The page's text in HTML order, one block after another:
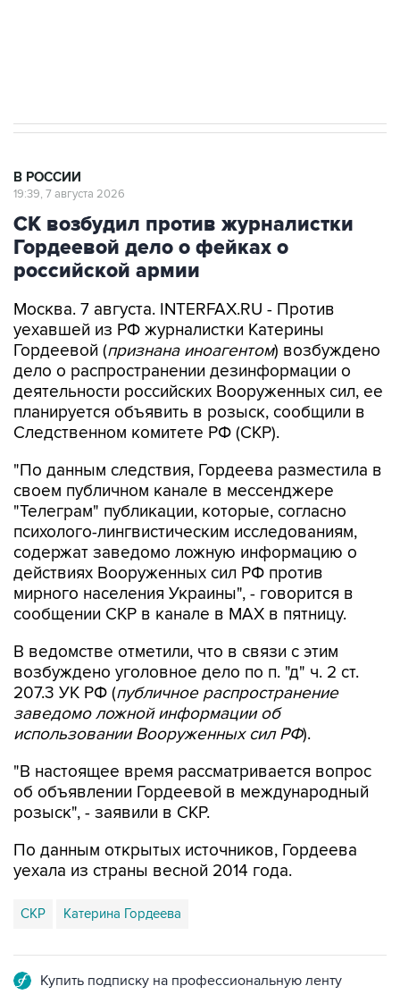
В РОССИИ
19:39, 7 августа 2026
СК возбудил против журналистки
Гордеевой дело о фейках о
российской армии
Москва. 7 августа. INTERFAX.RU - Против
уехавшей из РФ журналистки Катерины
Гордеевой (признана иноагентом) возбуждено
дело о распространении дезинформации о
деятельности российских Вооруженных сил, ее
планируется объявить в розыск, сообщили в
Следственном комитете РФ (СКР).
"По данным следствия, Гордеева разместила в
своем публичном канале в мессенджере
"Телеграм" публикации, которые, согласно
психолого-лингвистическим исследованиям,
содержат заведомо ложную информацию о
действиях Вооруженных сил РФ против
мирного населения Украины", - говорится в
сообщении СКР в канале в MAX в пятницу.
В ведомстве отметили, что в связи с этим
возбуждено уголовное дело по п. "д" ч. 2 ст.
207.3 УК РФ (публичное распространение
заведомо ложной информации об
использовании Вооруженных сил РФ).
"В настоящее время рассматривается вопрос
об объявлении Гордеевой в международный
розыск", - заявили в СКР.
По данным открытых источников, Гордеева
уехала из страны весной 2014 года.
СКР Катерина Гордеева
Купить подписку на профессиональную ленту